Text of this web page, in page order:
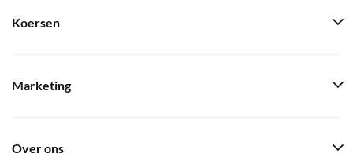
Koersen
Marketing
Over ons